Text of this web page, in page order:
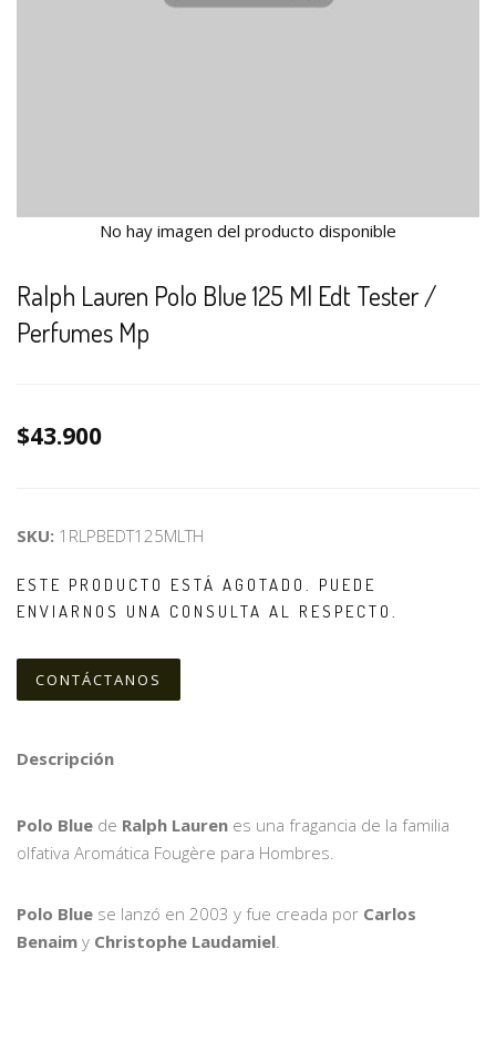
No hay imagen del producto disponible
Ralph Lauren Polo Blue 125 Ml Edt Tester /
Perfumes Mp
$43.900
SKU: 1RLPBEDT125MLTH
ESTE PRODUCTO ESTÁ AGOTADO. PUEDE
ENVIARNOS UNA CONSULTA AL RESPECTO.
CONTÁCTANOS
Descripción
Polo Blue de Ralph Lauren es una fragancia de la familia
olfativa Aromática Fougère para Hombres.
Polo Blue se lanzó en 2003 y fue creada por Carlos
Benaim y Christophe Laudamiel.